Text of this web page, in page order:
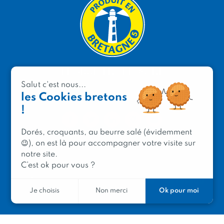
2 avenue de Provence
29200 Brest
Mentions légales
Contacter Produit en Bretagne
Le réseau
Salut c'est nous...
les Cookies bretons
!
Dorés, croquants, au beurre salé (évidemment
😉), on est là pour accompagner votre visite sur
notre site.
C’est ok pour vous ?
Je choisis Non merci Ok pour moi